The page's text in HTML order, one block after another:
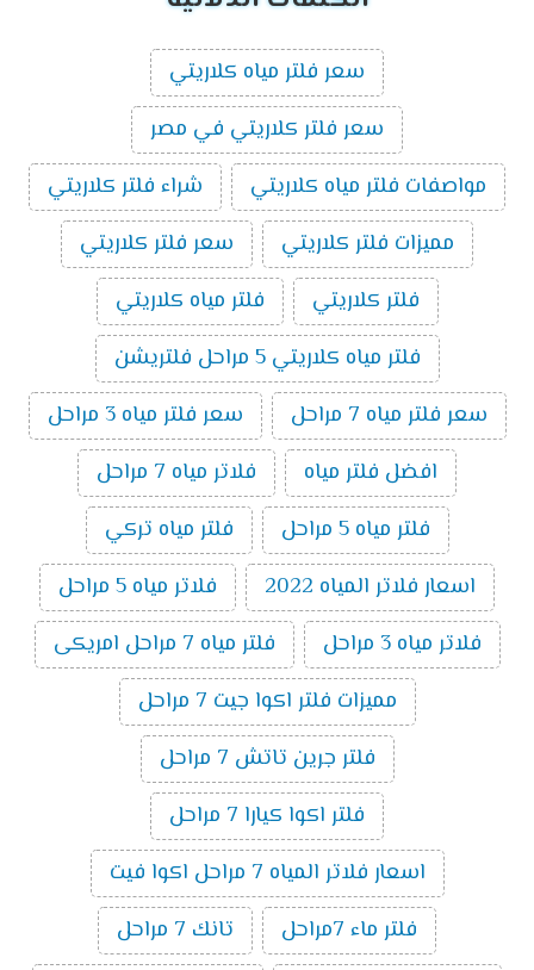
سعر فلتر مياه كلاريتي
سعر فلتر كلاريتي في مصر
مواصفات فلتر مياه كلاريتي
شراء فلتر كلاريتي
مميزات فلتر كلاريتي
سعر فلتر كلاريتي
فلتر كلاريتي
فلتر مياه كلاريتي
فلتر مياه كلاريتي 5 مراحل فلتريشن
سعر فلتر مياه 7 مراحل
سعر فلتر مياه 3 مراحل
افضل فلتر مياه
فلاتر مياه 7 مراحل
فلتر مياه 5 مراحل
فلتر مياه تركي
اسعار فلاتر المياه 2022
فلاتر مياه 5 مراحل
فلاتر مياه 3 مراحل
فلتر مياه 7 مراحل امريكى
مميزات فلتر اكوا جيت 7 مراحل
فلتر جرين تاتش 7 مراحل
فلتر اكوا كيارا 7 مراحل
اسعار فلاتر المياه 7 مراحل اكوا فيت
فلتر ماء 7مراحل
تانك 7 مراحل